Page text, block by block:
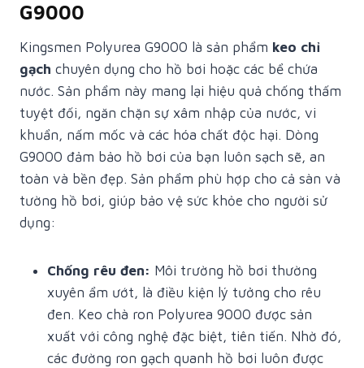
G9000
Kingsmen Polyurea G9000 là sản phẩm keo chỉ
gạch chuyên dụng cho hồ bơi hoặc các bể chứa
nước. Sản phẩm này mang lại hiệu quả chống thấm
tuyệt đối, ngăn chặn sự xâm nhập của nước, vi
khuẩn, nấm mốc và các hóa chất độc hại. Dòng
G9000 đảm bảo hồ bơi của bạn luôn sạch sẽ, an
toàn và bền đẹp. Sản phẩm phù hợp cho cả sàn và
tường hồ bơi, giúp bảo vệ sức khỏe cho người sử
dụng:
Chống rêu đen: Môi trường hồ bơi thường
xuyên ẩm ướt, là điều kiện lý tưởng cho rêu
đen. Keo chà ron Polyurea 9000 được sản
xuất với công nghệ đặc biệt, tiên tiến. Nhờ đó,
các đường ron gạch quanh hồ bơi luôn được